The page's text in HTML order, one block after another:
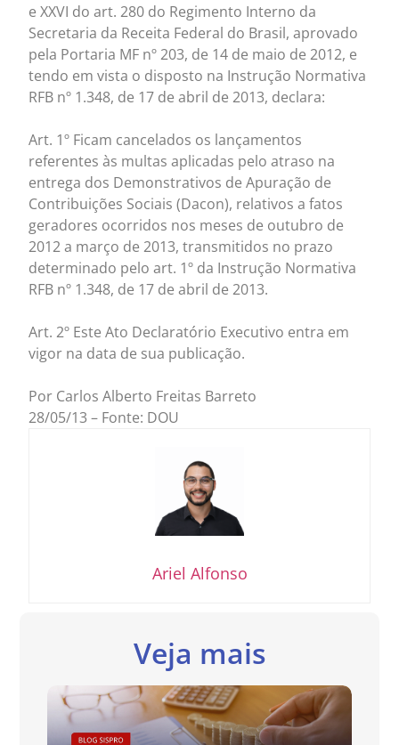
e XXVI do art. 280 do Regimento Interno da
Secretaria da Receita Federal do Brasil, aprovado
pela Portaria MF nº 203, de 14 de maio de 2012, e
tendo em vista o disposto na Instrução Normativa
RFB nº 1.348, de 17 de abril de 2013, declara:
Art. 1º Ficam cancelados os lançamentos
referentes às multas aplicadas pelo atraso na
entrega dos Demonstrativos de Apuração de
Contribuições Sociais (Dacon), relativos a fatos
geradores ocorridos nos meses de outubro de
2012 a março de 2013, transmitidos no prazo
determinado pelo art. 1º da Instrução Normativa
RFB nº 1.348, de 17 de abril de 2013.
Art. 2º Este Ato Declaratório Executivo entra em
vigor na data de sua publicação.
Por Carlos Alberto Freitas Barreto
28/05/13 – Fonte: DOU
Ariel Alfonso
Veja mais